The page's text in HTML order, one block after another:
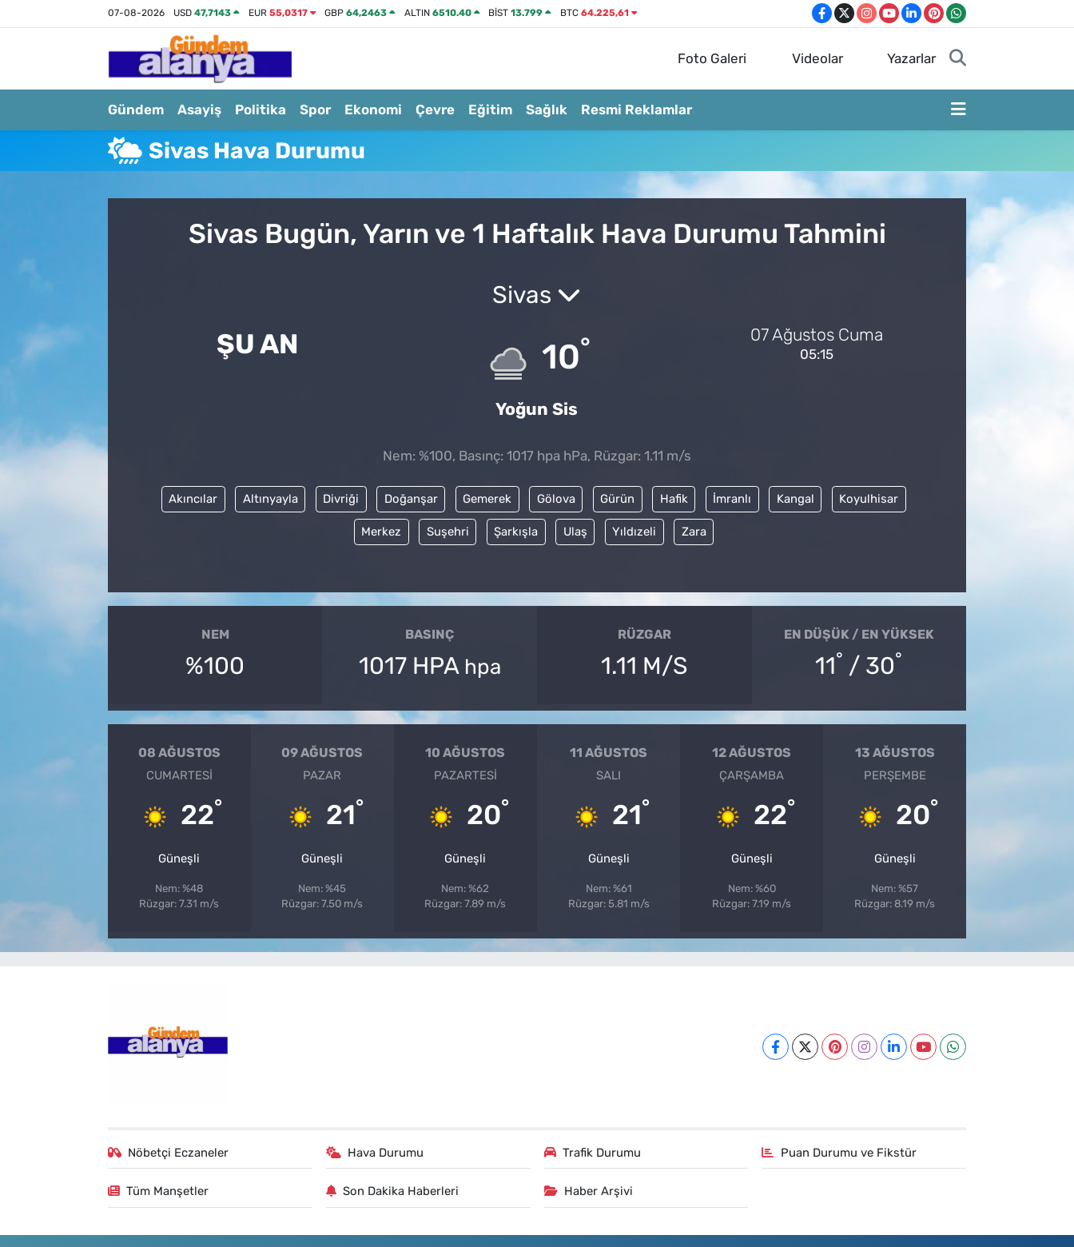
07-08-2026 USD47,7143 EUR 55,0317 GBP64,2463 ALTIN 6510.40 BİST13.799 BTC 64.225,61
Foto Galeri Videolar Yazarlar
Gündem Asayiş Politika Spor Ekonomi Çevre Eğitim Sağlık Resmi Reklamlar
Sivas Hava Durumu
Sivas Bugün, Yarın ve 1 Haftalık Hava Durumu Tahmini
ŞU AN
Sivas
10°
Yoğun Sis
07 Ağustos Cuma
05:15
Nem: %100, Basınç: 1017 hpa hPa, Rüzgar: 1.11 m/s
Akıncılar Altınyayla Divriği Doğanşar Gemerek Gölova Gürün Hafik İmranlı Kangal Koyulhisar
Merkez Suşehri Şarkışla Ulaş Yıldızeli Zara
NEM
%100
BASINÇ
1017 HPA hpa
RÜZGAR
1.11 M/S
EN DÜŞÜK / EN YÜKSEK
11° / 30°
08 AĞUSTOS
CUMARTESI
22°
Güneşli
Nem: %48
Rüzgar: 7.31 m/s
09 AĞUSTOS
PAZAR
21°
Güneşli
Nem: %45
Rüzgar: 7.50 m/s
10 AĞUSTOS
PAZARTESI
20°
Güneşli
Nem: %62
Rüzgar: 7.89 m/s
11 AĞUSTOS
SALI
21°
Güneşli
Nem: %61
Rüzgar: 5.81 m/s
12 AĞUSTOS
ÇARŞAMBA
22°
Güneşli
Nem: %60
Rüzgar: 7.19 m/s
13 AĞUSTOS
PERŞEMBE
20°
Güneşli
Nem: %57
Rüzgar: 8.19 m/s
Nöbetçi Eczaneler Hava Durumu Trafik Durumu Puan Durumu ve Fikstür
Tüm Manşetler Son Dakika Haberleri Haber Arşivi